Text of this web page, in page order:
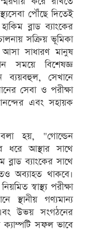
পৌঁছে দিতেই
ব্লাড ব্যাংকের
সক্রিয় ভূমিকা
আসা সাধারণ মানুষ
সময়ে বিশেষজ্ঞ
ব্যয়বহুল, সেখানে
সেবা ও পরীক্ষা
এবং সহায়ক
বলা হয়, "গোল্ডেন
ধরে আস্থার সাথে
ব্লাড ব্যাংকের সাথে
অব্যাহত থাকবে।
স্বাস্থ্য পরীক্ষা
স্থানীয় গণ্যমান্য
এবং উভয় সংগঠনের
ক্যাম্পটি সফল ভাবে